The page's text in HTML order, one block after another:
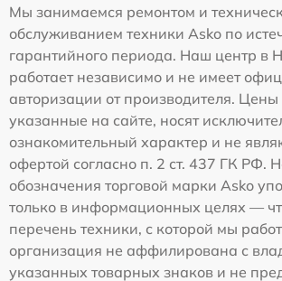
Мы занимаемся ремонтом и
обслуживанием техники Asko по
гарантийного периода. Наш центр в
работает независимо и не имеет
авторизации от производителя. Цены
указанные на сайте, носят
ознакомительный характер и не
офертой согласно п. 2 ст. 437 ГК РФ.
обозначения торговой марки Asko
только в информационных целях —
перечень техники, с которой мы
организация не аффилирована с
указанных товарных знаков и не